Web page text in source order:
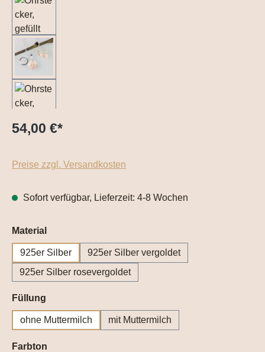
54,00 €*
Preise zzgl. Versandkosten
Sofort verfügbar, Lieferzeit: 4-8 Wochen
Materialauswählen
925er Silber
925er Silber vergoldet
925er Silber rosevergoldet
Füllung
ohne Muttermilch mit Muttermilch
Farbton